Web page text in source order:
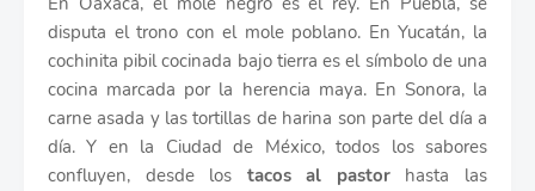
disputa el trono con el mole poblano. En Yucatán, la
cochinita pibil cocinada bajo tierra es el símbolo de una
cocina marcada por la herencia maya. En Sonora, la
carne asada y las tortillas de harina son parte del día a
día. Y en la Ciudad de México, todos los sabores
confluyen, desde los tacos al pastor hasta las